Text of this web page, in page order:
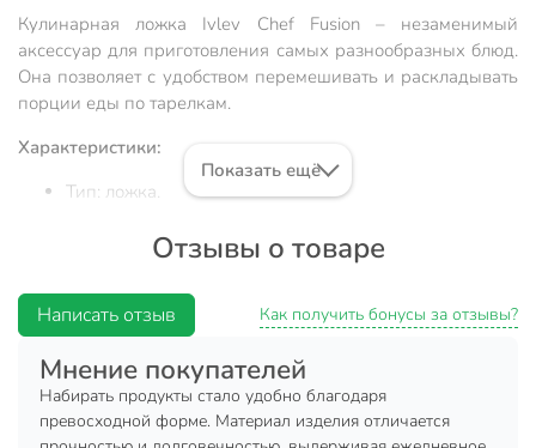
Кулинарная ложка Ivlev Chef Fusion – незаменимый
аксессуар для приготовления самых разнообразных блюд.
Она позволяет с удобством перемешивать и раскладывать
порции еды по тарелкам.
Характеристики:
Тип: ложка.
Вставка: нержавеющая сталь.
Размер: 36 см.
Навеска: да.
Назначение: для салата, для соуса, кулинарная,
универсальная.
Преимущества:
Показать ещё
Отзывы о товаре
Написать отзыв Как получить бонусы за отзывы?
Мнение покупателей
Набирать продукты стало удобно благодаря
превосходной форме. Материал изделия отличается